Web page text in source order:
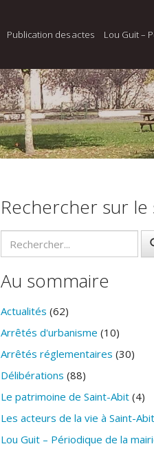
Publication des actes Lou Guit –
Rechercher sur le
Au sommaire
Actualités (62)
Arrêtés d'urbanisme (10)
Arrêtés réglementaires (30)
Délibérations (88)
Le patrimoine de Saint-Abit (4)
Les acteurs de la vie à Saint-Abit
Lou Guit – Périodique de la